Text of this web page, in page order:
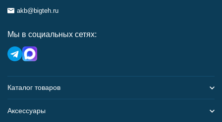
akb@bigteh.ru
Мы в социальных сетях:
Каталог товаров
Аксессуары